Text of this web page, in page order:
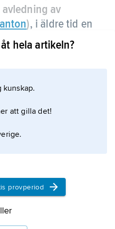
av
), i äldre tid en
vid vilken
förläggning
i lador och uthus.
i fredstid förekommit
i Skåne (intill 1913)
artikeln
hela artikeln?
att gilla det!
provperiod